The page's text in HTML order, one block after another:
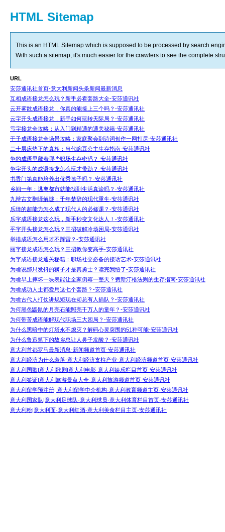
HTML Sitemap
This is an HTML Sitemap which is supposed to be processed by search
With such a sitemap, it's much easier for the crawlers to see the complete
URL
安莎通讯社首页-意大利新闻头条新闻最新消息
互相成语接龙怎么玩？新手必看套路大全-安莎通讯社
云开雾散成语接龙，你真的能接上三个吗？-安莎通讯社
云字开头成语接龙，新手如何玩转天际局？-安莎通讯社
亏字接龙全攻略：从入门到精通的通关秘籍-安莎通讯社
于子成语接龙全场景攻略：家庭聚会到诗词创作一网打尽-安莎通讯社
二十层床垫下的真相：当代豌豆公主生存指南-安莎通讯社
争的成语里藏着哪些职场生存密码？-安莎通讯社
争字开头的成语接龙怎么玩才带劲？-安莎通讯社
书香门第真能培养出优秀孩子吗？-安莎通讯社
乡间一年：逃离都市就能找到生活真谛吗？-安莎通讯社
九辩古文翻译解谜：千年楚辞的现代重生-安莎通讯社
乐琦的超能力怎么成了现代人的必修课？-安莎通讯社
乐字成语接龙这么玩，新手秒变文化达人！-安莎通讯社
乎字开头接龙怎么玩？三招破解冷场困局-安莎通讯社
举措成语怎么用才不踩雷？-安莎通讯社
丽字接龙成语怎么玩？三招教你变高手-安莎通讯社
为字成语接龙通关秘籍：职场社交必备的接话艺术-安莎通讯社
为啥说那只发抖的狮子才是真勇士？读完我悟了-安莎通讯社
为啥早上摔坏一块表能让全家倒霉一整天？费斯汀格法则的生存指南-安莎通讯社
为啥成功人士都爱用这七个套路？-安莎通讯社
为啥古代人打仗讲规矩现在却总有人插队？-安莎通讯社
为何黑色鼹鼠的月亮石能照亮千万人的童年？-安莎通讯社
为何带苦成语能解现代职场三大困局？-安莎通讯社
为什么黑暗中的灯塔永不熄灭？解码心灵突围的51种可能-安莎通讯社
为什么鲁迅笔下的故乡总让人鼻子发酸？-安莎通讯社
意大利首都罗马最新消息-新闻频道首页-安莎通讯社
意大利经济为什么衰落-意大利经济支柱产业-意大利经济频道首页-安莎通讯社
意大利国歌|意大利歌剧|意大利电影-意大利娱乐栏目首页-安莎通讯社
意大利签证|意大利旅游景点大全-意大利旅游频道首页-安莎通讯社
意大利留学预注册| 意大利留学中介机构-意大利教育频道主页-安莎通讯社
意大利国家队|意大利足球队-意大利球员-意大利体育栏目首页-安莎通讯社
意大利粉|意大利面-意大利红酒-意大利美食栏目主页-安莎通讯社